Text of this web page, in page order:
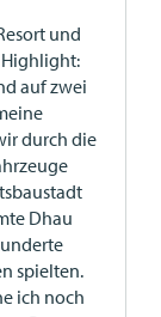
und
auf zwei
durch die
Dhau
spielten.
ich noch